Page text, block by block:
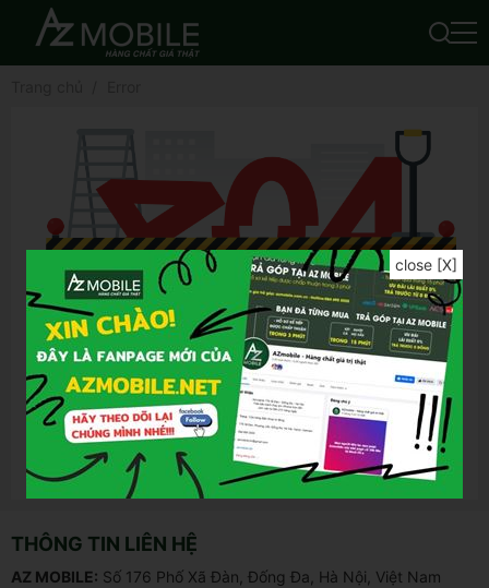
Để tìm được kết quả chính xác hơn, bạn vui
lòng:
Kiểm tra lỗi chính tả của từ khóa đã nhập
Thử lại bằng từ khóa khác
Thử lại bằng những từ khóa tổng quát hơn
Thử lại bằng những từ khóa ngắn gọn hơn
THÔNG TIN LIÊN HỆ
AZ MOBILE: Số 176 Phố Xã Đàn, Đống Đa, Hà Nội, Việt Nam
close [X]